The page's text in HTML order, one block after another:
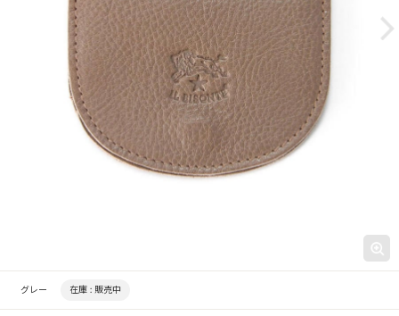
グレー 在庫 : 販売中